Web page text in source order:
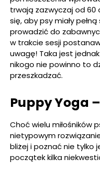
trwają zazwyczaj od 60
się, aby psy miały
prowadzić do
w trakcie sesji
uwagę! Taka jest
nikogo nie powinno to
przeszkadzać.
Puppy Yoga
Choć wielu miłośników
nietypowym
bliżej i poznać nie tylko
początek kilka